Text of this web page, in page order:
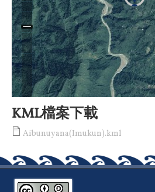
KML檔案下載
Aibunuyana(Imukun).kml